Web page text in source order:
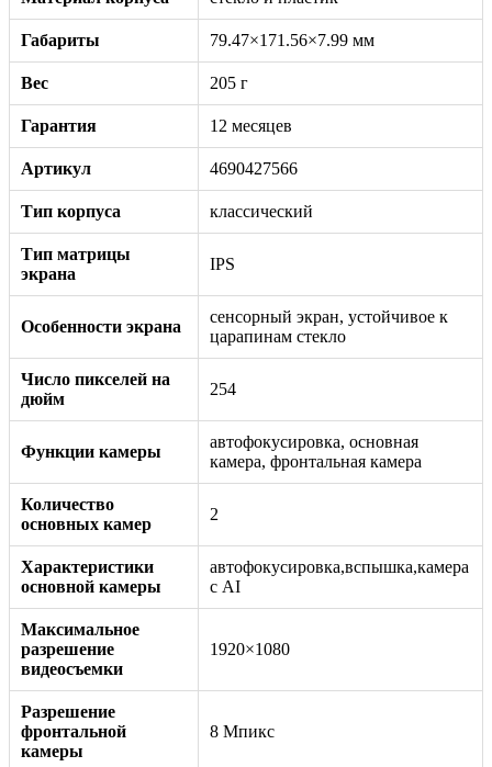
Габариты 79.47×171.56×7.99 мм
Вес 205 г
Гарантия 12 месяцев
Артикул 4690427566
Тип корпуса классический
Тип матрицы
экрана
IPS
Особенности экрана
сенсорный экран, устойчивое к
царапинам стекло
Число пикселей на
дюйм
254
Функции камеры
автофокусировка, основная
камера, фронтальная камера
Количество
основных камер
2
Характеристики
основной камеры
автофокусировка,вспышка,камера
с AI
Максимальное
разрешение
видеосъемки
1920×1080
Разрешение
фронтальной
камеры
8 Мпикс